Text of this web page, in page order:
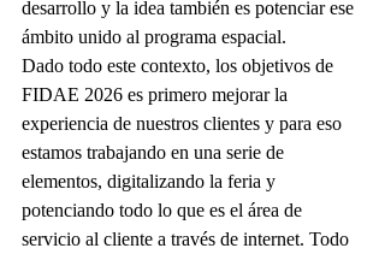
desarrollo y la idea también es potenciar ese
ámbito unido al programa espacial.
Dado todo este contexto, los objetivos de
FIDAE 2026 es primero mejorar la
experiencia de nuestros clientes y para eso
estamos trabajando en una serie de
elementos, digitalizando la feria y
potenciando todo lo que es el área de
servicio al cliente a través de internet. Todo